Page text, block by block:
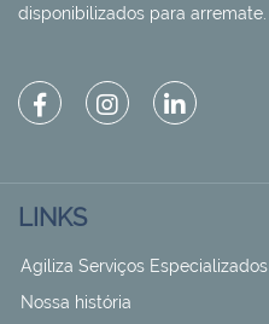
disponibilizados para arremate.
LINKS
Agiliza Serviços Especializados
Nossa história